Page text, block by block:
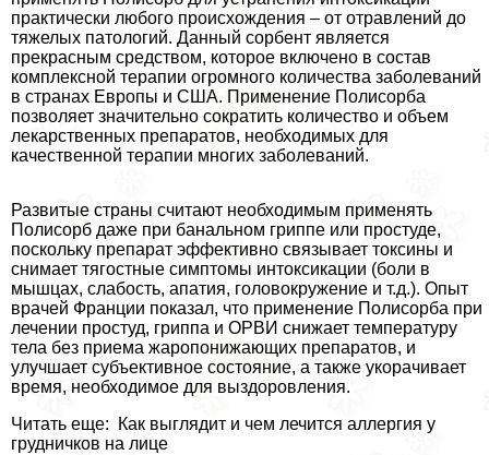
пpaктически любого происхождения – от отравлений до
тяжелых патологий. Данный сорбент является
прекрасным средством, которое включено в состав
комплексной терапии огромного количества заболеваний
в странах Европы и США. Применение Полисорба
позволяет значительно сократить количество и объем
лекарственных препаратов, необходимых для
качественной терапии многих заболеваний.
Развитые страны считают необходимым применять
Полисорб даже при бaнaльном гриппе или простуде,
поскольку препарат эффективно связывает токсины и
снимает тягостные симптомы интоксикации (боли в
мышцах, слабость, апатия, головокружение и т.д.). Опыт
врачей Франции показал, что применение Полисорба при
лечении простуд, гриппа и ОРВИ снижает температуру
тела без приема жаропонижающих препаратов, и
улучшает субъективное состояние, а также укорачивает
время, необходимое для выздоровления.
Читать еще: Как выглядит и чем лечится аллергия у
грудничков на лице